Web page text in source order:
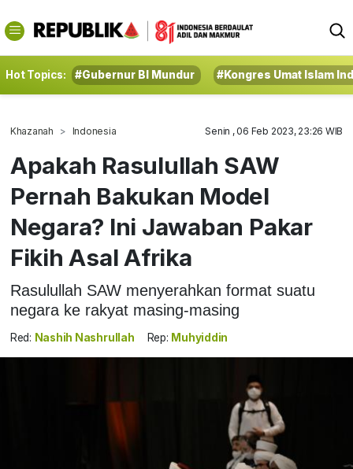
Hot Topics: #Gubernur BI Mundur #Kongres Umat Islam
Khazanah Indonesia Senin , 06 Feb 2023, 23:26 WIB
Apakah Rasulullah SAW
Pernah Bakukan Model
Negara? Ini Jawaban Pakar
Fikih Asal Afrika
Rasulullah SAW menyerahkan format suatu
negara ke rakyat masing-masing
Red: Nashih Nashrullah Rep: Muhyiddin